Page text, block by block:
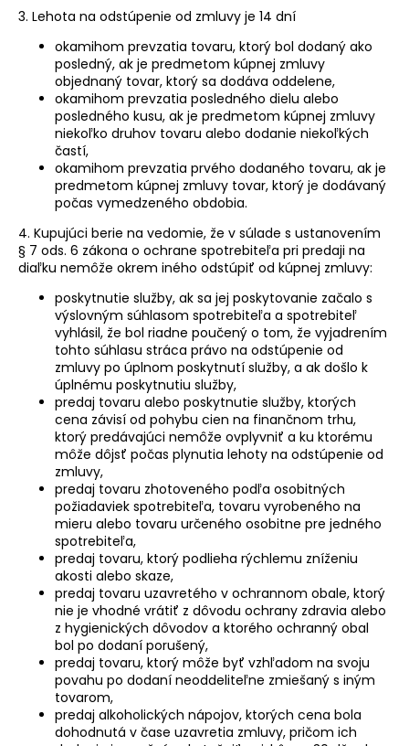
3. Lehota na odstúpenie od zmluvy je 14 dní
okamihom prevzatia tovaru, ktorý bol dodaný ako
posledný, ak je predmetom kúpnej zmluvy
objednaný tovar, ktorý sa dodáva oddelene,
okamihom prevzatia posledného dielu alebo
posledného kusu, ak je predmetom kúpnej zmluvy
niekoľko druhov tovaru alebo dodanie niekoľkých
častí,
okamihom prevzatia prvého dodaného tovaru, ak je
predmetom kúpnej zmluvy tovar, ktorý je dodávaný
počas vymedzeného obdobia.
4. Kupujúci berie na vedomie, že v súlade s ustanovením
§ 7 ods. 6 zákona o ochrane spotrebiteľa pri predaji na
diaľku nemôže okrem iného odstúpiť od kúpnej zmluvy:
poskytnutie služby, ak sa jej poskytovanie začalo s
výslovným súhlasom spotrebiteľa a spotrebiteľ
vyhlásil, že bol riadne poučený o tom, že vyjadrením
tohto súhlasu stráca právo na odstúpenie od
zmluvy po úplnom poskytnutí služby, a ak došlo k
úplnému poskytnutiu služby,
predaj tovaru alebo poskytnutie služby, ktorých
cena závisí od pohybu cien na finančnom trhu,
ktorý predávajúci nemôže ovplyvniť a ku ktorému
môže dôjsť počas plynutia lehoty na odstúpenie od
zmluvy,
predaj tovaru zhotoveného podľa osobitných
požiadaviek spotrebiteľa, tovaru vyrobeného na
mieru alebo tovaru určeného osobitne pre jedného
spotrebiteľa,
predaj tovaru, ktorý podlieha rýchlemu zníženiu
akosti alebo skaze,
predaj tovaru uzavretého v ochrannom obale, ktorý
nie je vhodné vrátiť z dôvodu ochrany zdravia alebo
z hygienických dôvodov a ktorého ochranný obal
bol po dodaní porušený,
predaj tovaru, ktorý môže byť vzhľadom na svoju
povahu po dodaní neoddeliteľne zmiešaný s iným
tovarom,
predaj alkoholických nápojov, ktorých cena bola
dohodnutá v čase uzavretia zmluvy, pričom ich